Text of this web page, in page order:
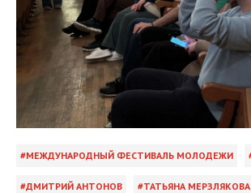
МЕЖДУНАРОДНЫЙ ФЕСТИВАЛЬ МОЛОДЕЖИ
ДМИТРИЙ АНТОНОВ ТАТЬЯНА МЕРЗЛЯКОВА